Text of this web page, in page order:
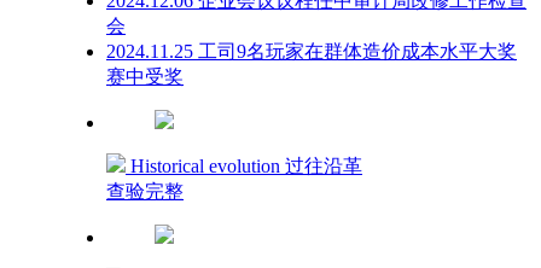
会
2024.11.25 工司9名玩家在群体造价成本水平大奖
赛中受奖
Historical evolution 过往沿革
查验完整